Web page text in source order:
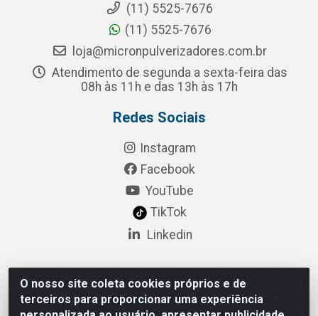
O nosso site coleta cookies próprios e de
terceiros para proporcionar uma experiência
(11) 5525-7676
(11) 5525-7676
loja@micronpulverizadores.com.br
Atendimento de segunda a sexta-feira das
08h às 11h e das 13h às 17h
Redes Sociais
Instagram
Facebook
YouTube
TikTok
Linkedin
Pulsar Tecnologia Industria e Comercio LTDA - Rua
Lagrange, 132 - Socorro, São Paulo/SP - CEP 04.761-